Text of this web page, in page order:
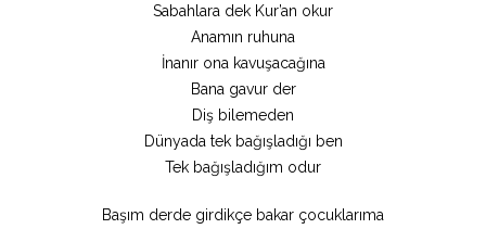
Sabahlara dek Kur’an okur
Anamın ruhuna
İnanır ona kavuşacağına
Bana gavur der
Diş bilemeden
Dünyada tek bağışladığı ben
Tek bağışladığım odur
Başım derde girdikçe bakar çocuklarıma